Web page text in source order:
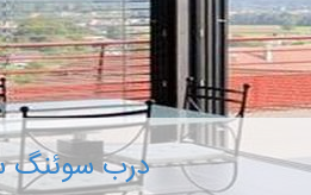
درب سوئنگ